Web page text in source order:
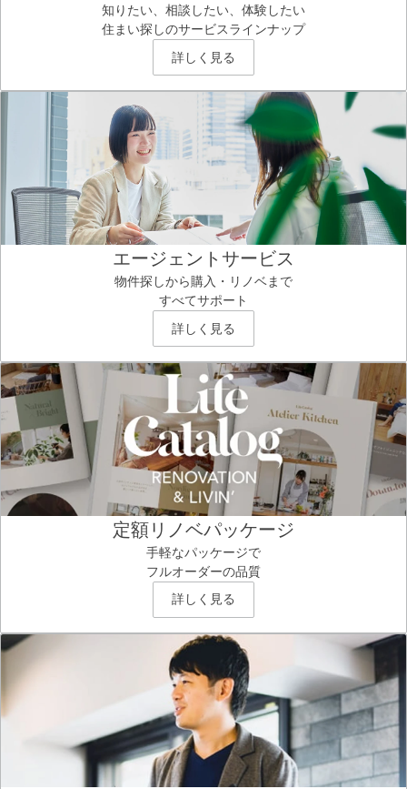
知りたい、相談したい、体験したい
住まい探しのサービスラインナップ
詳しく見る
エージェントサービス
物件探しから購入・リノベまで
すべてサポート
詳しく見る
定額リノベパッケージ
手軽なパッケージで
フルオーダーの品質
詳しく見る